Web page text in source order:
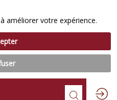
améliorer votre expérience.